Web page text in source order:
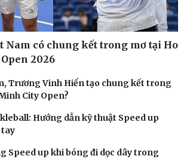
có chung kết trong mơ tại Ho
2026
Trương Vinh Hiển tạo chung kết trong
City Open?
Hướng dẫn kỹ thuật Speed up
tay
Speed up khi bóng đi dọc dây trong